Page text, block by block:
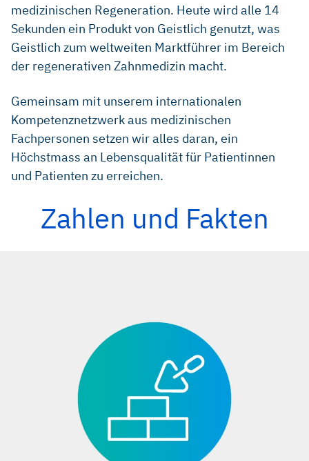
medizinischen Regeneration. Heute wird alle 14
Sekunden ein Produkt von Geistlich genutzt, was
Geistlich zum weltweiten Marktführer im Bereich
der regenerativen Zahnmedizin macht.
Gemeinsam mit unserem internationalen
Kompetenznetzwerk aus medizinischen
Fachpersonen setzen wir alles daran, ein
Höchstmass an Lebensqualität für Patientinnen
und Patienten zu erreichen.
Zahlen und Fakten